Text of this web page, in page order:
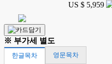
US $ 5,959
※ 부가세 별도
한글목차
영문목차